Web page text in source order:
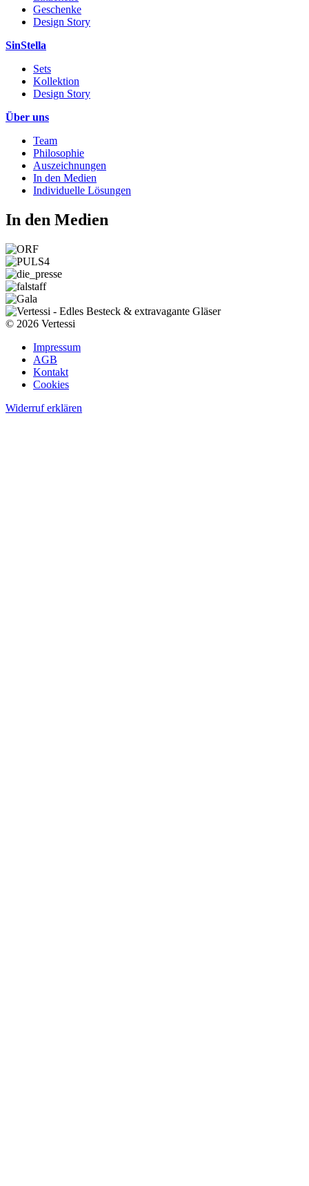
Geschenke
Design Story
SinStella
Sets
Kollektion
Design Story
Über uns
Team
Philosophie
Auszeichnungen
In den Medien
Individuelle Lösungen
In den Medien
© 2026 Vertessi
Impressum
AGB
Kontakt
Cookies
Widerruf erklären